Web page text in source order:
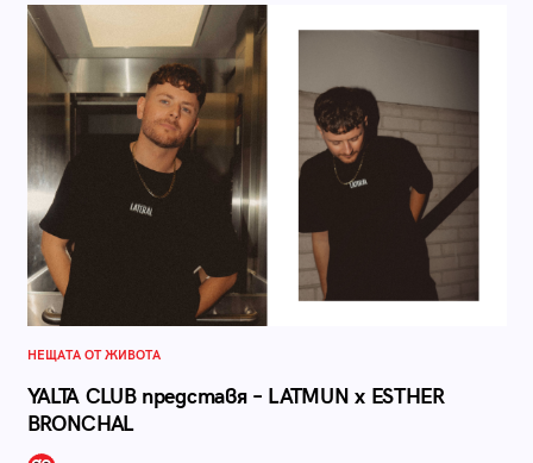
НЕЩАТА ОТ ЖИВОТА
YALTA CLUB представя – LATMUN x ESTHER
BRONCHAL